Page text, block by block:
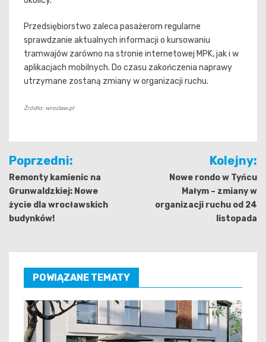
Przedsiębiorstwo zaleca pasażerom regularne
sprawdzanie aktualnych informacji o kursowaniu
tramwajów zarówno na stronie internetowej MPK, jak i w
aplikacjach mobilnych. Do czasu zakończenia naprawy
utrzymane zostaną zmiany w organizacji ruchu.
Źródło: wroclaw.pl
Nawigacja
wpisu
Poprzedni:
Remonty kamienic na
Grunwaldzkiej: Nowe
życie dla wrocławskich
budynków!
Kolejny:
Nowe rondo w Tyńcu
Małym – zmiany w
organizacji ruchu od 24
listopada
POWIĄZANE TEMATY